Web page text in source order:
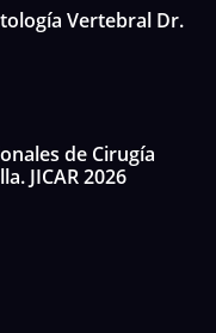
Vertebral Dr.
de Cirugía
JICAR 2026